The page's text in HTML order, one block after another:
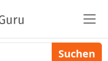
Suchen